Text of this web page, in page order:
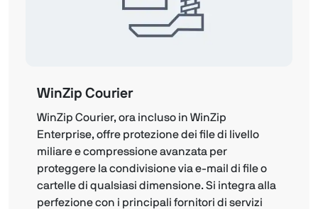
WinZip Courier
WinZip Courier, ora incluso in WinZip
Enterprise, offre protezione dei file di livello
miliare e compressione avanzata per
proteggere la condivisione via e-mail di file o
cartelle di qualsiasi dimensione. Si integra alla
perfezione con i principali fornitori di servizi